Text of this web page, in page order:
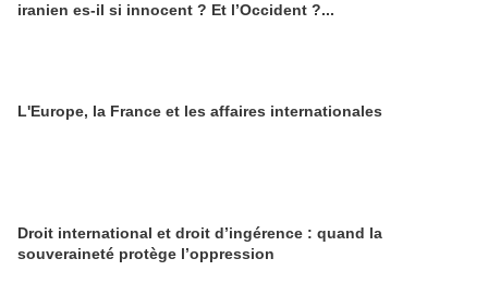
iranien es-il si innocent ? Et l’Occident ?...
L'Europe, la France et les affaires internationales
Droit international et droit d’ingérence : quand la
souveraineté protège l’oppression